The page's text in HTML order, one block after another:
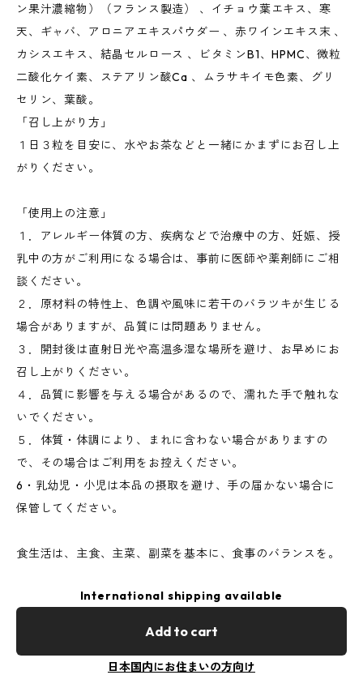
ン果汁濃縮物）（フランス製造） 、イチョウ葉エキス、寒
天、ギャバ、アロニアエキスパウダー 、赤ワインエキス末 、
カシスエキス、結晶セルロース 、ビタミンB1、HPMC、微粒
二酸化ケイ素、ステアリン酸Ca 、ムラサキイモ色素、グリ
セリン、葉酸。
「召し上がり方」
１日３粒を目安に、水やお茶などと一緒にかまずにお召し上
がりください。
「使用上の注意」
１．アレルギー体質の方、疾病などで治療中の方、妊娠、授
乳中の方がご利用になる場合は、事前に医師や薬剤師にご相
談ください。
２．原材料の特性上、色調や風味に若干のバラツキが生じる
場合がありますが、品質には問題ありません。
３．開封後は直射日光や高温多湿な場所を避け、お早めにお
召し上がりください。
４．品質に影響を与える場合があるので、濡れた手で触れな
いでください。
５．体質・体調により、まれに含わない場合がありますの
で、その場合はご利用をお控えください。
6・乳幼児・小児は本品の摂取を避け、手の届かない場合に
保管してください。
食生活は、主食、主菜、副菜を基本に、食事のバランスを。
International shipping available
Add to cart
日本国内にお住まいの方向け